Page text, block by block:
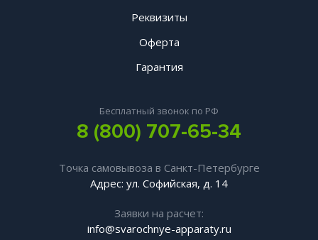
Реквизиты
Оферта
Гарантия
Бесплатный звонок по РФ
8 (800) 707-65-34
Точка самовывоза в Санкт-Петербурге
Адрес: ул. Софийская, д. 14
Заявки на расчет:
info@svarochnye-apparaty.ru